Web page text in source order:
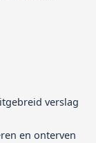
verslag
en onterven